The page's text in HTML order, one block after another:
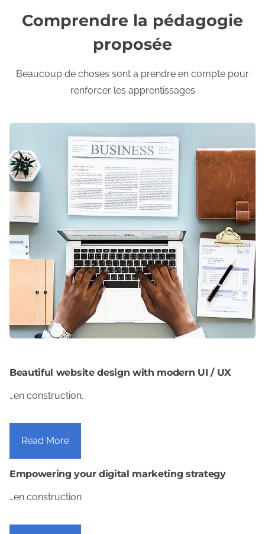
Comprendre la pédagogie
proposée
Beaucoup de choses sont a prendre en compte pour
renforcer les apprentissages
Beautiful website design with modern UI / UX
…en construction.
Read More
Empowering your digital marketing strategy
…en construction